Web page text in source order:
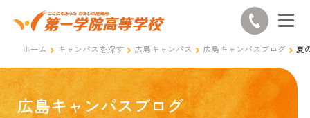
ホーム キャンパスを探す 広島キャンパス 広島キャンパスブログ 夏
広島キャンパスブログ